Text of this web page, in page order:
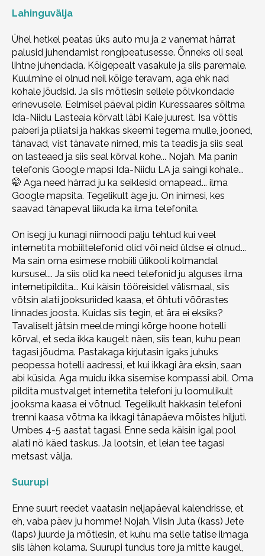
Lahinguvälja
Ühel hetkel peatas üks auto mu ja 2 vanemat härrat
palusid juhendamist rongipeatusesse. Õnneks oli seal
lihtne juhendada. Kõigepealt vasakule ja siis paremale.
Kuulmine ei olnud neil kõige teravam, aga ehk nad
kohale jõudsid. Ja siis mõtlesin sellele põlvkondade
erinevusele. Eelmisel päeval pidin Kuressaares sõitma
Ida-Niidu Lasteaia kõrvalt läbi Kaie juurest. Isa võttis
paberi ja pliiatsi ja hakkas skeemi tegema mulle, jooned,
tänavad, vist tänavate nimed, mis ta teadis ja siis seal
on lasteaed ja siis seal kõrval kohe... Nojah. Ma panin
telefonis Google mapsi Ida-Niidu LA ja saingi kohale...
🤭 Aga need härrad ju ka seiklesid omapead... ilma
Google mapsita. Tegelikult äge ju. On inimesi, kes
saavad tänapeval liikuda ka ilma telefonita.
On isegi ju kunagi niimoodi palju tehtud kui veel
internetita mobiiltelefonid olid või neid üldse ei olnud...
Ma sain oma esimese mobiili ülikooli kolmandal
kursusel... Ja siis olid ka need telefonid ju alguses ilma
internetipildita... Kui käisin tööreisidel välismaal, siis
võtsin alati jooksuriided kaasa, et õhtuti võõrastes
linnades joosta. Kuidas siis tegin, et ära ei eksiks?
Tavaliselt jätsin meelde mingi kõrge hoone hotelli
kõrval, et seda ikka kaugelt näen, siis tean, kuhu pean
tagasi jõudma. Pastakaga kirjutasin igaks juhuks
peopessa hotelli aadressi, et kui ikkagi ära eksin, saan
abi küsida. Aga muidu ikka sisemise kompassi abil. Oma
pildita mustvalget internetita telefoni ju loomulikult
jooksma kaasa ei võtnud. Tegelikult hakkasin telefoni
trenni kaasa võtma ka ikkagi tänapäeva mõistes hiljuti.
Umbes 4-5 aastat tagasi. Enne seda käisin igal pool
alati nö käed taskus. Ja lootsin, et leian tee tagasi
metsast välja.
Suurupi
Enne suurt reedet vaatasin neljapäeval kalendrisse, et
eh, vaba päev ju homme! Nojah. Viisin Juta (kass) Jete
(laps) juurde ja mõtlesin, et kuhu ma selle tatise ilmaga
siis lähen kolama. Suurupi tundus tore ja mitte kaugel,